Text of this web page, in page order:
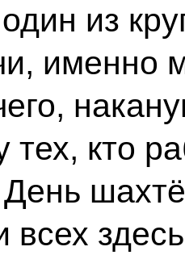
из
именно
тех, кто
всех